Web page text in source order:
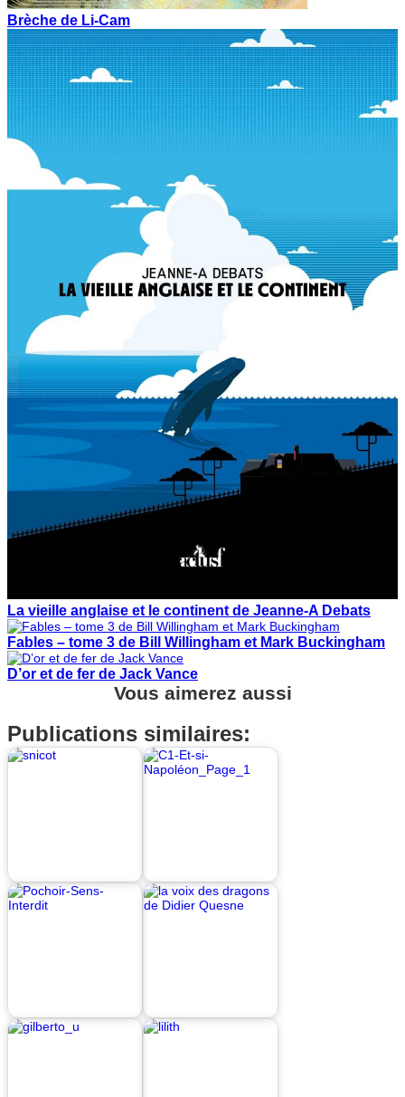
Brèche de Li-Cam
La vieille anglaise et le continent de Jeanne-A Debats
Fables – tome 3 de Bill Willingham et Mark Buckingham
D’or et de fer de Jack Vance
Vous aimerez aussi
Publications similaires: